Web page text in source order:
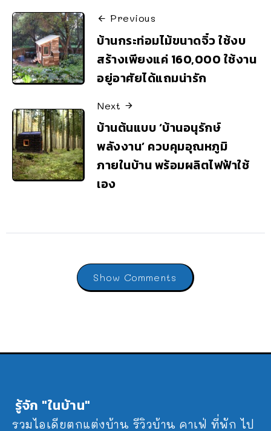
Previous
บ้านกระท่อมไม้ขนาดจิ๋ว ใช้งบ
สร้างเพียงแค่ 160,000 ใช้งาน
อยู่อาศัยได้แถมน่ารัก
Next
บ้านต้นแบบ ‘บ้านอนุรักษ์
พลังงาน’ ควบคุมอุณหภูมิ
ภายในบ้าน พร้อมผลิตไฟฟ้าใช้
เอง
Show Comments
รู้จัก "ในบ้าน"
รวมไอเดียตกแต่งบ้าน รีวิวบ้าน คาเฟ่ ที่พัก ไป